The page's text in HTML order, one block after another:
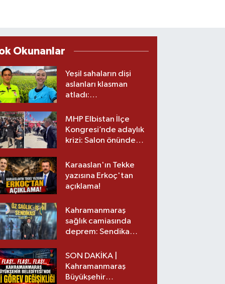
Okunanlar
Yeşil sahaların dişi
aslanları klasman
atladı:
üst lige iki transfer!
MHP Elbistan İlçe
Kongresi’nde adaylık
krizi: Salon önünde
Karaaslan'ın Tekke
yazısına Erkoç'tan
açıklama!
Kahramanmaraş
sağlık camiasında
deprem: Sendika
SON DAKİKA |
Kahramanmaraş
Büyükşehir